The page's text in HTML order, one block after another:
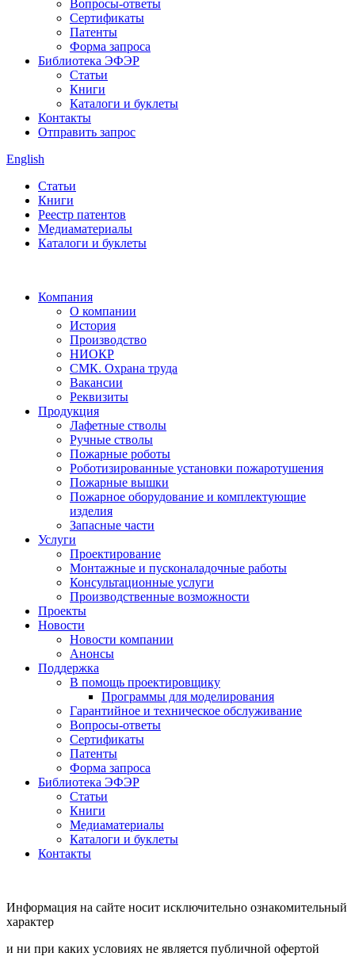
Вопросы-ответы
Сертификаты
Патенты
Форма запроса
Библиотека ЭФЭР
Статьи
Книги
Каталоги и буклеты
Контакты
Отправить запрос
English
Статьи
Книги
Реестр патентов
Медиаматериалы
Каталоги и буклеты
Компания
О компании
История
Производство
НИОКР
СМК. Охрана труда
Вакансии
Реквизиты
Продукция
Лафетные стволы
Ручные стволы
Пожарные роботы
Роботизированные установки пожаротушения
Пожарные вышки
Пожарное оборудование и комплектующие
изделия
Запасные части
Услуги
Проектирование
Монтажные и пусконаладочные работы
Консультационные услуги
Производственные возможности
Проекты
Новости
Новости компании
Анонсы
Поддержка
В помощь проектировщику
Программы для моделирования
Гарантийное и техническое обслуживание
Вопросы-ответы
Сертификаты
Патенты
Форма запроса
Библиотека ЭФЭР
Статьи
Книги
Медиаматериалы
Каталоги и буклеты
Контакты
Информация на сайте носит исключительно ознакомительный
характер
и ни при каких условиях не является публичной офертой